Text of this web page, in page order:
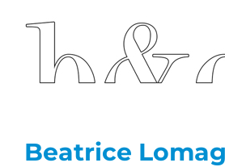
contenuto
Beatrice